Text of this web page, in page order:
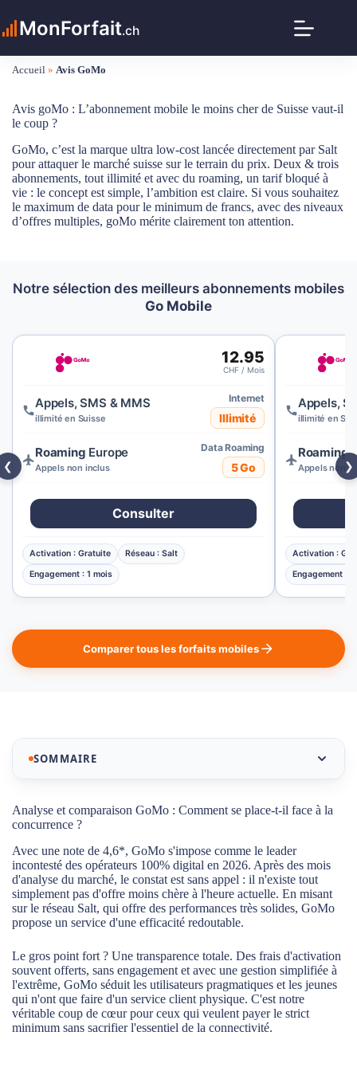
contenuMonForfait.ch
Accueil » Avis GoMo
Avis goMo : L’abonnement mobile le moins cher de Suisse vaut-il
le coup ?
GoMo, c’est la marque ultra low-cost lancée directement par Salt
pour attaquer le marché suisse sur le terrain du prix. Deux & trois
abonnements, tout illimité et avec du roaming, un tarif bloqué à
vie : le concept est simple, l’ambition est claire. Si vous souhaitez
le maximum de data pour le minimum de francs, avec des niveaux
d’offres multiples, goMo mérite clairement ton attention.
Notre sélection des meilleurs abonnements mobiles
Go Mobile
❮
12.95
CHF / Mois
Appels, SMS & MMS
illimité en Suisse
Internet
Illimité
Roaming Europe
Appels non inclus
Data Roaming
5 Go
Consulter
Activation : Gratuite
Réseau : Salt
Engagement : 1 mois
Appels,
illimité en
Roaming
Appels non
Activation :
Engagement : 1
❯
Comparer tous les forfaits mobiles
SOMMAIRE
Notre sélection des meilleurs abonnements mobiles
Go Mobile
Analyse et comparaison GoMo : Comment se place-t-
il face à la concurrence ?
La couverture réseau goMo : La puissance du réseau
Salt à prix cassé
100% digital
Contrat sans engagement et service client 100 % en
ligne : Le deal de goMo
Analyse et comparaison GoMo : Comment se place-t-il face à la
concurrence ?
Avec une note de 4,6*, GoMo s'impose comme le leader
incontesté des opérateurs 100% digital en 2026. Après des mois
d'analyse du marché, le constat est sans appel : il n'existe tout
simplement pas d'offre moins chère à l'heure actuelle. En misant
sur le réseau Salt, qui offre des performances très solides, GoMo
propose un service d'une efficacité redoutable.
Le gros point fort ? Une transparence totale. Des frais d'activation
souvent offerts, sans engagement et avec une gestion simplifiée à
l'extrême, GoMo séduit les utilisateurs pragmatiques et les jeunes
qui n'ont que faire d'un service client physique. C'est notre
véritable coup de cœur pour ceux qui veulent payer le strict
minimum sans sacrifier l'essentiel de la connectivité.